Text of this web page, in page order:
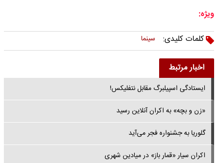
ویژه:
کلمات کلیدی:
سینما
اخبار مرتبط
ایستادگی اسپیلبرگ مقابل نتفلیکس!
«زن و بچه» به اکران آنلاین رسید
گلوریا به جشنواره فجر می‌آید
اکران سیار «قمار باز» در میادین شهری